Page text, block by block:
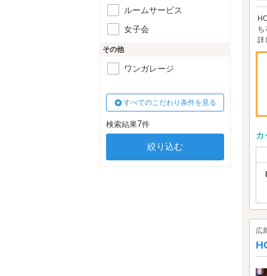
ち
詳
カ
広
ルームサービス
女子会
その他
ワンガレージ
すべてのこだわり条件を見る
検索結果7件